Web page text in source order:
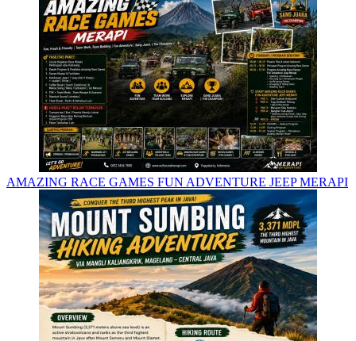
AMAZING RACE GAMES FUN ADVENTURE JEEP MERAPI